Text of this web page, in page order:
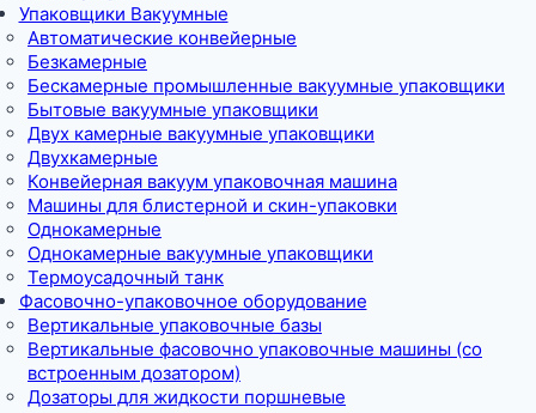
Упаковщики Вакуумные
Автоматические конвейерные
Безкамерные
Бескамерные промышленные вакуумные упаковщики
Бытовые вакуумные упаковщики
Двух камерные вакуумные упаковщики
Двухкамерные
Конвейерная вакуум упаковочная машина
Машины для блистерной и скин-упаковки
Однокамерные
Однокамерные вакуумные упаковщики
Термоусадочный танк
Фасовочно-упаковочное оборудование
Вертикальные упаковочные базы
Вертикальные фасовочно упаковочные машины (со
встроенным дозатором)
Дозаторы для жидкости поршневые